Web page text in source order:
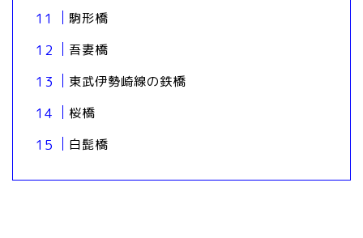
駒形橋
吾妻橋
東武伊勢崎線の鉄橋
桜橋
白髭橋